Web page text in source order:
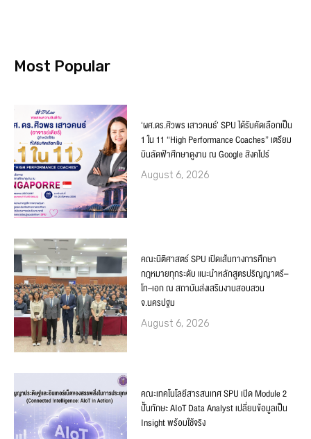
Most Popular
‘ผศ.ดร.ศิวพร เสาวคนธ์’ SPU ได้รับคัดเลือกเป็น
1 ใน 11 “High Performance Coaches” เตรียม
บินลัดฟ้าศึกษาดูงาน ณ Google สิงคโปร์
August 6, 2026
คณะนิติศาสตร์ SPU เปิดเส้นทางการศึกษา
กฎหมายทุกระดับ แนะนำหลักสูตรปริญญาตรี–
โท–เอก ณ สถาบันส่งเสริมงานสอบสวน
จ.นครปฐม
August 6, 2026
คณะเทคโนโลยีสารสนเทศ SPU เปิด Module 2
ปั้นทักษะ AIoT Data Analyst เปลี่ยนข้อมูลเป็น
Insight พร้อมใช้จริง